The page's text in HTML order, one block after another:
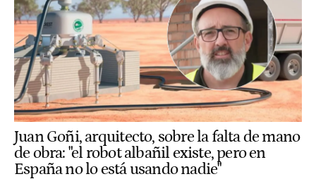
Juan Goñi, arquitecto, sobre la falta de mano
de obra: "el robot albañil existe, pero en
España no lo está usando nadie"